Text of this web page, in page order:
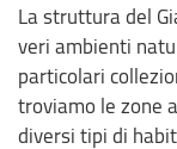
La struttura del
veri ambienti
particolari
troviamo le zone
diversi tipi di